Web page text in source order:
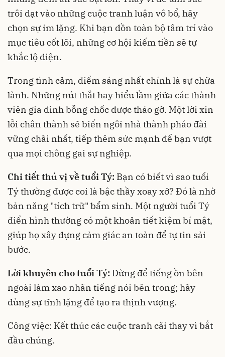
trôi dạt vào những cuộc tranh luận vô bổ, hãy
chọn sự im lặng. Khi bạn dồn toàn bộ tâm trí vào
mục tiêu cốt lõi, những cơ hội kiếm tiền sẽ tự
khắc lộ diện.
Trong tình cảm, điểm sáng nhất chính là sự chữa
lành. Những nút thắt hay hiểu lầm giữa các thành
viên gia đình bỗng chốc được tháo gỡ. Một lời xin
lỗi chân thành sẽ biến ngôi nhà thành pháo đài
vững chãi nhất, tiếp thêm sức mạnh để bạn vượt
qua mọi chông gai sự nghiệp.
Chi tiết thú vị về tuổi Tý: Bạn có biết vì sao tuổi
Tý thường được coi là bậc thầy xoay xở? Đó là nhờ
bản năng "tích trữ" bẩm sinh. Một người tuổi Tý
điển hình thường có một khoản tiết kiệm bí mật,
giúp họ xây dựng cảm giác an toàn để tự tin sải
bước.
Lời khuyên cho tuổi Tý:Đừng để tiếng ồn bên
ngoài làm xao nhãn tiếng nói bên trong; hãy
dùng sự tĩnh lặng để tạo ra thịnh vượng.
Công việc: Kết thúc các cuộc tranh cãi thay vì bắt
đầu chúng.